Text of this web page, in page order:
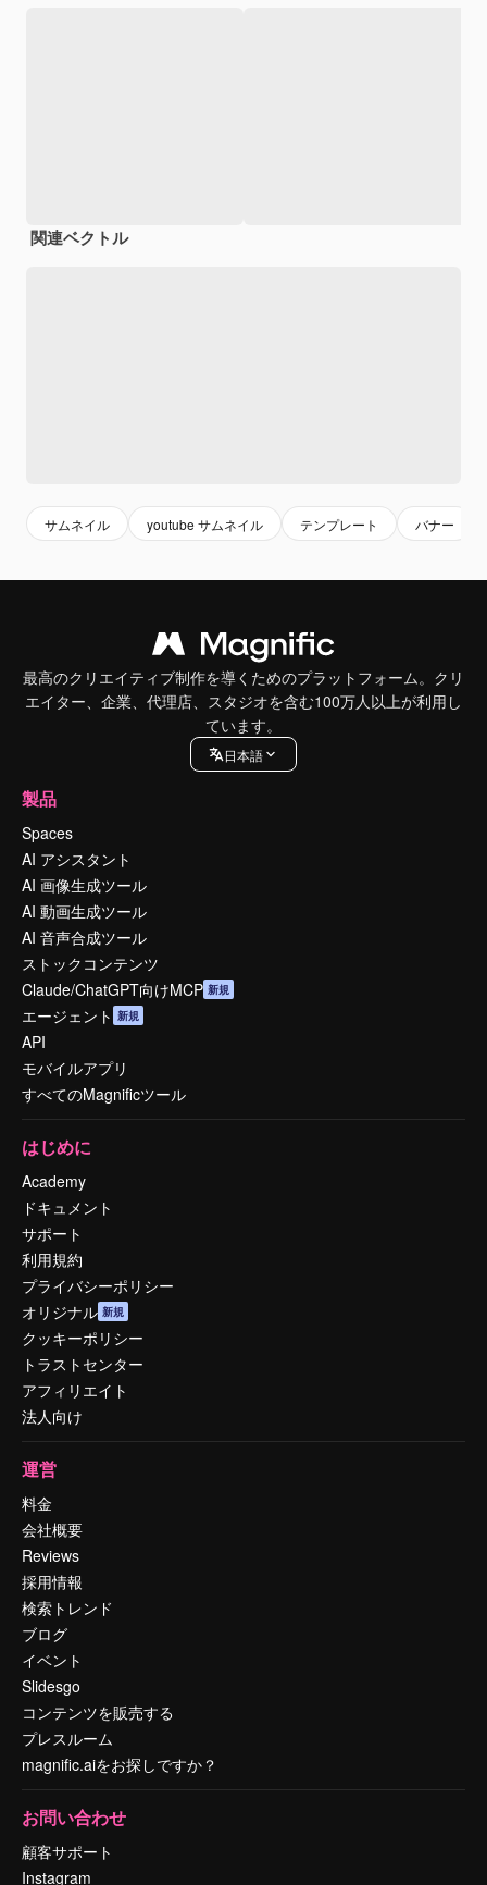
関連ベクトル
サムネイル youtube サムネイル テンプレート バナー
最高のクリエイティブ制作を導くためのプラットフォーム。クリ
エイター、企業、代理店、スタジオを含む100万人以上が利用し
ています。
日本語
製品
Spaces
AI アシスタント
AI 画像生成ツール
AI 動画生成ツール
AI 音声合成ツール
ストックコンテンツ
Claude/ChatGPT向けMCP 新規
エージェント 新規
API
モバイルアプリ
すべてのMagnificツール
はじめに
Academy
ドキュメント
サポート
利用規約
プライバシーポリシー
オリジナル 新規
クッキーポリシー
トラストセンター
アフィリエイト
法人向け
運営
料金
会社概要
Reviews
採用情報
検索トレンド
ブログ
イベント
Slidesgo
コンテンツを販売する
プレスルーム
magnific.aiをお探しですか？
お問い合わせ
顧客サポート
Instagram